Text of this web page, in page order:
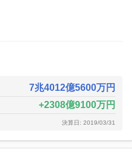
7兆4012億5600万円
2308億9100万円
決算日: 2019/03/31